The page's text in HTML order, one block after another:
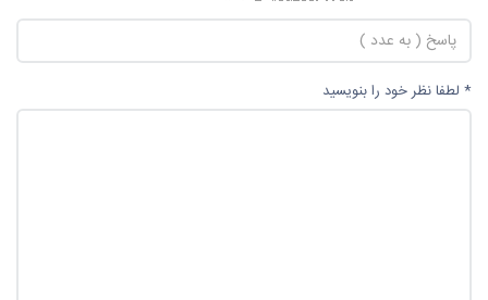
* لطفا نظر خود را بنویسید